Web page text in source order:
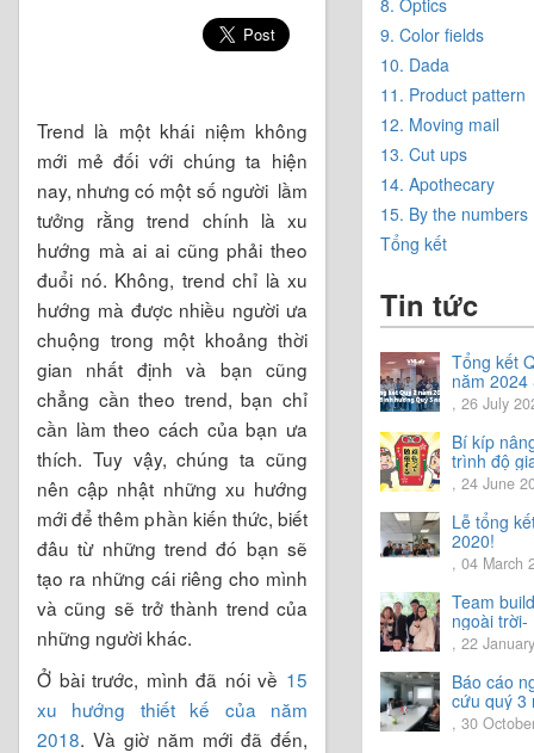
Trend là một khái niệm không
mới mẻ đối với chúng ta hiện
nay, nhưng có một số người lầm
tưởng rằng trend chính là xu
hướng mà ai ai cũng phải theo
đuổi nó. Không, trend chỉ là xu
hướng mà được nhiều người ưa
chuộng trong một khoảng thời
gian nhất định và bạn cũng
chẳng cần theo trend, bạn chỉ
cần làm theo cách của bạn ưa
thích. Tuy vậy, chúng ta cũng
nên cập nhật những xu hướng
mới để thêm phần kiến thức, biết
đâu từ những trend đó bạn sẽ
tạo ra những cái riêng cho mình
và cũng sẽ trở thành trend của
những người khác.
Ở bài trước, mình đã nói về 15
xu hướng thiết kế của năm
2018. Và giờ năm mới đã đến,
9. Color fields
10. Dada
11. Product pattern
12. Moving mail
13. Cut ups
14. Apothecary
15. By the numbers
Tổng kết
Tin tức
Tổng kết
năm 2024
Chia sẻ
hướng
năm 2024
, 26 July
Bí kíp
trình độ
tiếng Nhật.
, 24 June
Lễ tổng
2020!
, 04 March
Team
ngoài trời-
trải
vời.
, 22
Báo cáo
cứu quý 3
2020
, 30